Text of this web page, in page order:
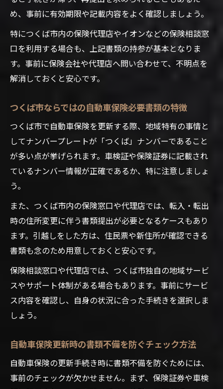
め、事前に有効期限や記載内容をよく確認しましょう。
特につくば市内の保険代理店やイオンなどの保険相談窓
口を利用する場合も、上記書類の持参が基本となりま
す。事前に保険会社や代理店へ問い合わせて、不明点を
解消しておくと安心です。
つくば市ならではの自動車保険必要書類の特徴
つくば市で自動車保険を更新する際、地域特有の事情と
してナンバープレートが「つくば」ナンバーであること
が多い点が挙げられます。車検証や保険証券に記載され
ているナンバー情報が正確であるか、特に注意しましょ
う。
また、つくば市内の保険窓口や代理店では、転入・転出
時の住所変更に伴う書類提出が必要となるケースもあり
ます。引越しをした方は、住民票や新住所が確認できる
書類も念のため用意しておくと安心です。
保険相談窓口や代理店では、つくば市独自の地域サービ
スやサポート体制がある場合もあります。事前にサービ
ス内容を確認し、自身の状況に合った手続きを選択しま
しょう。
自動車保険更新時の書類不備を防ぐチェック方法
自動車保険の更新手続き時に書類不備を防ぐためには、
事前のチェックが欠かせません。まず、保険証券や車検